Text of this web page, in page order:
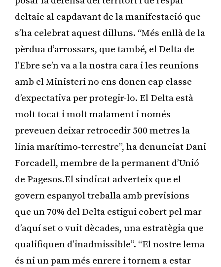
deltaic al capdavant de la manifestació que
s’ha celebrat aquest dilluns. “Més enllà de la
pèrdua d’arrossars, que també, el Delta de
l’Ebre se’n va a la nostra cara i les reunions
amb el Ministeri no ens donen cap classe
d’expectativa per protegir-lo. El Delta està
molt tocat i molt malament i només
preveuen deixar retrocedir 500 metres la
línia marítimo-terrestre”, ha denunciat Dani
Forcadell, membre de la permanent d’Unió
de Pagesos.El sindicat adverteix que el
govern espanyol treballa amb previsions
que un 70% del Delta estigui cobert pel mar
d’aquí set o vuit dècades, una estratègia que
qualifiquen d’inadmissible”. “El nostre lema
és ni un pam més enrere i tornem a estar